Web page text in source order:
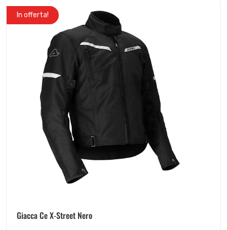
In offerta!
Giacca Ce X-Street Nero